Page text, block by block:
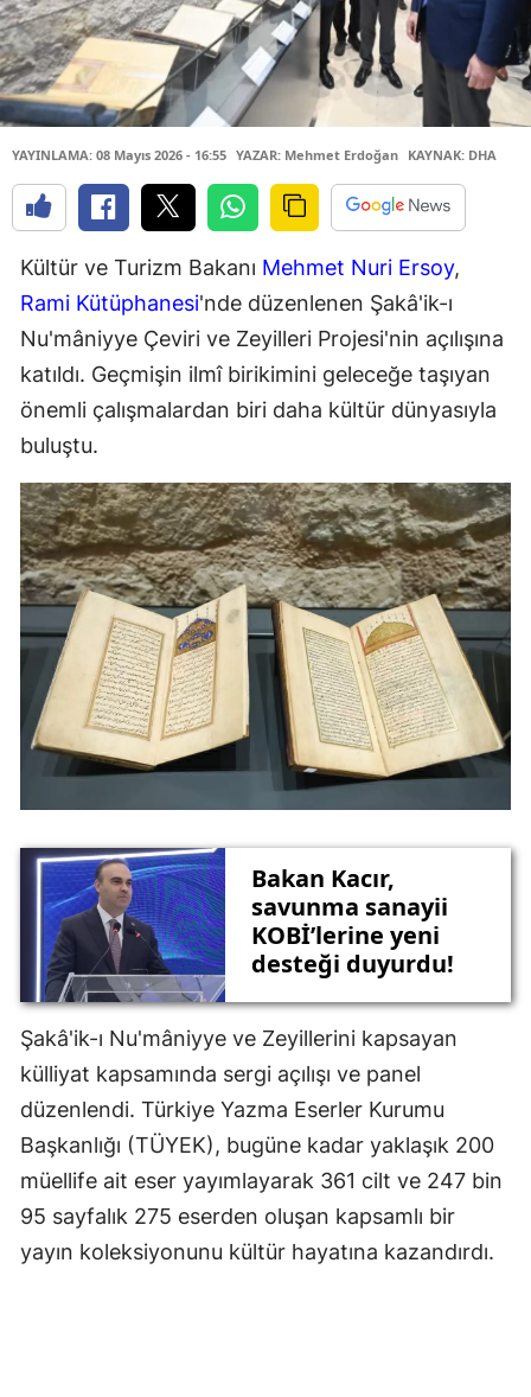
YAYINLAMA: 08 Mayıs 2026 - 16:55 YAZAR: Mehmet Erdoğan KAYNAK: DHA
Kültür ve Turizm Bakanı Mehmet Nuri Ersoy,
Rami Kütüphanesi'nde düzenlenen Şakâ'ik-ı
Nu'mâniyye Çeviri ve Zeyilleri Projesi'nin açılışına
katıldı. Geçmişin ilmî birikimini geleceğe taşıyan
önemli çalışmalardan biri daha kültür dünyasıyla
buluştu.
Bakan Kacır,
savunma sanayii
KOBİ’lerine yeni
desteği duyurdu!
Şakâ'ik-ı Nu'mâniyye ve Zeyillerini kapsayan
külliyat kapsamında sergi açılışı ve panel
düzenlendi. Türkiye Yazma Eserler Kurumu
Başkanlığı (TÜYEK), bugüne kadar yaklaşık 200
müellife ait eser yayımlayarak 361 cilt ve 247 bin
95 sayfalık 275 eserden oluşan kapsamlı bir
yayın koleksiyonunu kültür hayatına kazandırdı.